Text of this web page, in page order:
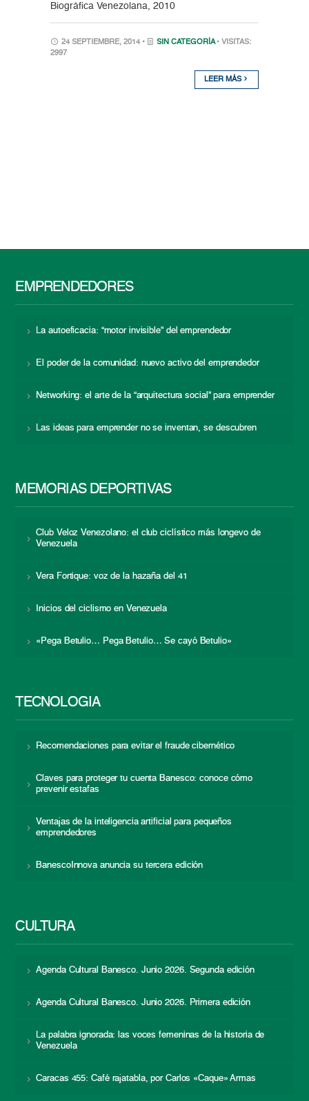
Biográfica Venezolana, 2010
24 SEPTIEMBRE, 2014 • SIN CATEGORÍA • VISITAS:
2997
LEER MÁS
EMPRENDEDORES
La autoeficacia: “motor invisible” del emprendedor
El poder de la comunidad: nuevo activo del emprendedor
Networking: el arte de la “arquitectura social” para emprender
Las ideas para emprender no se inventan, se descubren
MEMORIAS DEPORTIVAS
Club Veloz Venezolano: el club ciclístico más longevo de
Venezuela
Vera Fortique: voz de la hazaña del 41
Inicios del ciclismo en Venezuela
«Pega Betulio… Pega Betulio… Se cayó Betulio»
TECNOLOGÍA
Recomendaciones para evitar el fraude cibernético
Claves para proteger tu cuenta Banesco: conoce cómo
prevenir estafas
Ventajas de la inteligencia artificial para pequeños
emprendedores
BanescoInnova anuncia su tercera edición
CULTURA
Agenda Cultural Banesco. Junio 2026. Segunda edición
Agenda Cultural Banesco. Junio 2026. Primera edición
La palabra ignorada: las voces femeninas de la historia de
Venezuela
Caracas 455: Café rajatabla, por Carlos «Caque» Armas